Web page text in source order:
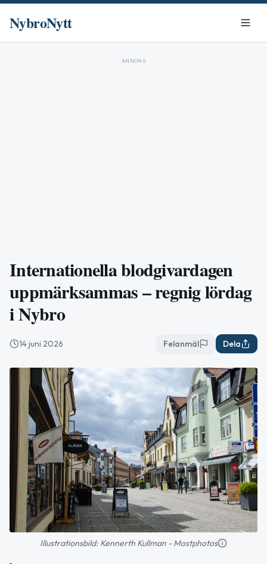
NybroNytt
ANNONS
Internationella blodgivardagen
uppmärksammas – regnig lördag
i Nybro
14 juni 2026 Felanmäl Dela
Illustrationsbild: Kennerth Kullman - Mostphotos